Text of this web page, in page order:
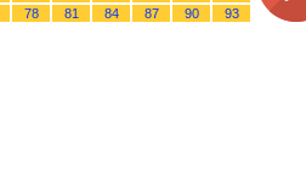
78 81 84 87 90 93